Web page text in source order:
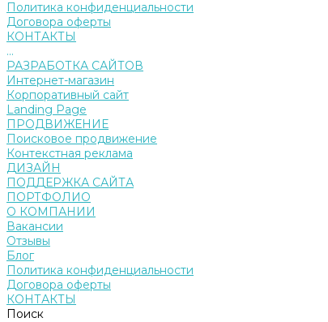
Политика конфиденциальности
Договора оферты
КОНТАКТЫ
...
РАЗРАБОТКА САЙТОВ
Интернет-магазин
Корпоративный сайт
Landing Page
ПРОДВИЖЕНИЕ
Поисковое продвижение
Контекстная реклама
ДИЗАЙН
ПОДДЕРЖКА САЙТА
ПОРТФОЛИО
О КОМПАНИИ
Вакансии
Отзывы
Блог
Политика конфиденциальности
Договора оферты
КОНТАКТЫ
Поиск